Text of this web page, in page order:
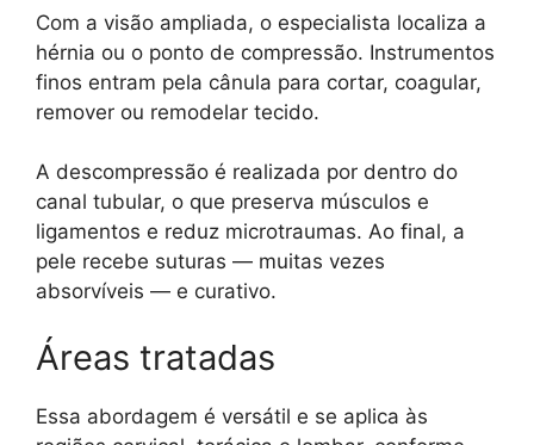
Com a visão ampliada, o especialista localiza a
hérnia ou o ponto de compressão. Instrumentos
finos entram pela cânula para cortar, coagular,
remover ou remodelar tecido.
A descompressão é realizada por dentro do
canal tubular, o que preserva músculos e
ligamentos e reduz microtraumas. Ao final, a
pele recebe suturas — muitas vezes
absorvíveis — e curativo.
Áreas tratadas
Essa abordagem é versátil e se aplica às